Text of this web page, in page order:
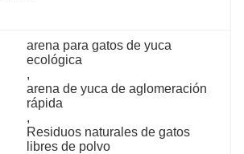
arena para gatos de yuca
ecológica
,
arena de yuca de aglomeración
rápida
,
Residuos naturales de gatos
libres de polvo